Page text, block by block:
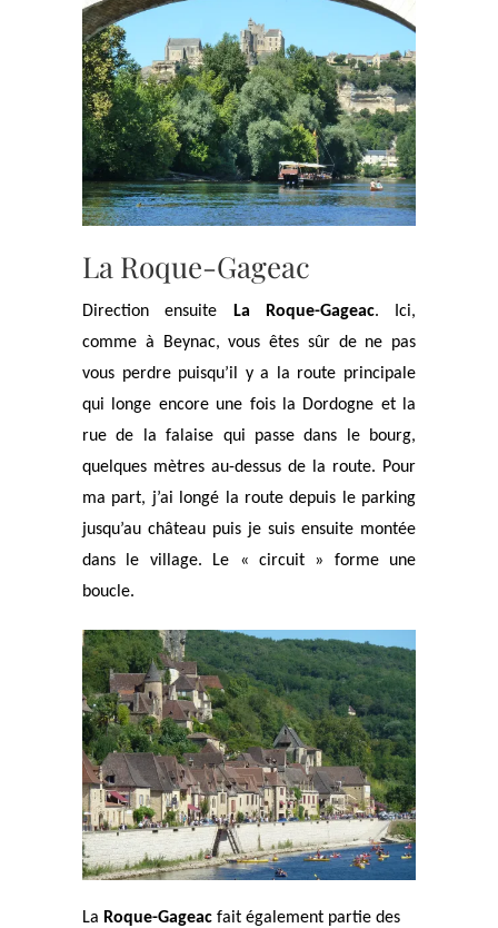
La Roque-Gageac
Direction ensuite La Roque-Gageac. Ici,
comme à Beynac, vous êtes sûr de ne pas
vous perdre puisqu’il y a la route principale
qui longe encore une fois la Dordogne et la
rue de la falaise qui passe dans le bourg,
quelques mètres au-dessus de la route. Pour
ma part, j’ai longé la route depuis le parking
jusqu’au château puis je suis ensuite montée
dans le village. Le « circuit » forme une
boucle.
La Roque-Gageac fait également partie des